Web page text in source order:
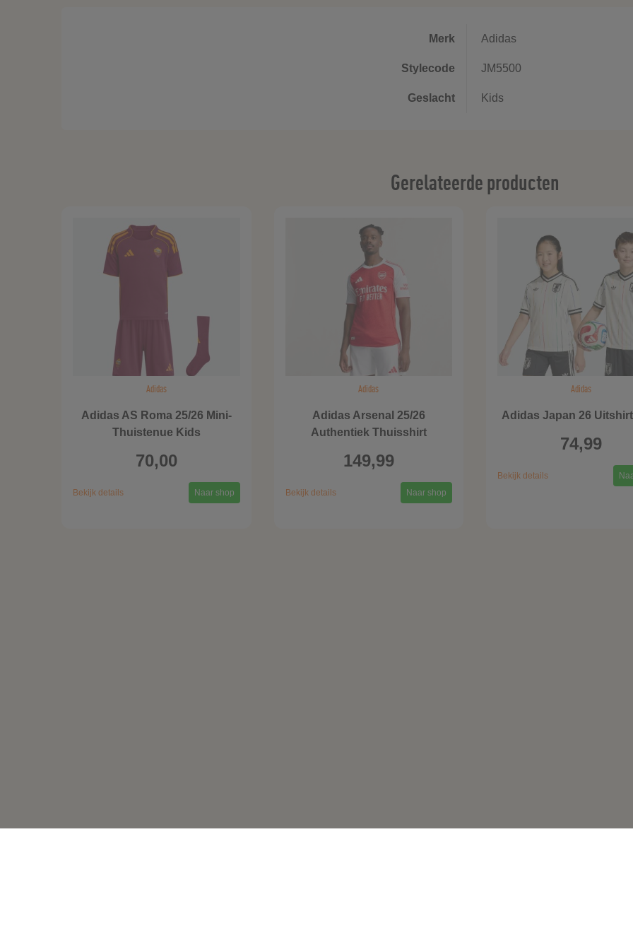
Merk Adidas
Stylecode JM5500
Geslacht Kids
Gerelateerde producten
Adidas
Adidas AS Roma 25/26 Mini-
Thuistenue Kids
70,00
Bekijk details Naar shop
Adidas
Adidas Arsenal 25/26
Authentiek Thuisshirt
149,99
Bekijk details Naar shop
Adidas
Adidas Japan 26
74,99
Bekijk details